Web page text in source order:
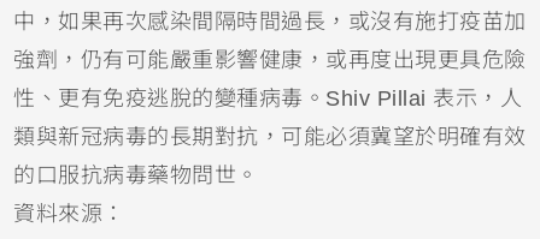
中，如果再次感染間隔時間過長，或沒有施打疫苗加
強劑，仍有可能嚴重影響健康，或再度出現更具危險
性、更有免疫逃脫的變種病毒。Shiv Pillai 表示，人
類與新冠病毒的長期對抗，可能必須冀望於明確有效
的口服抗病毒藥物問世。
資料來源：